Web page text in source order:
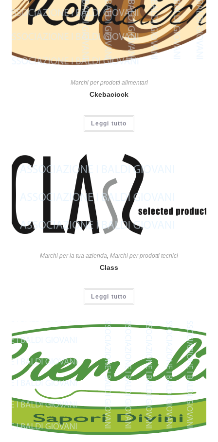
Marchi per prodotti alimentari
Ckebaciock
Leggi tutto
Marchi per la tua azienda, Marchi per prodotti tecnici
Class
Leggi tutto